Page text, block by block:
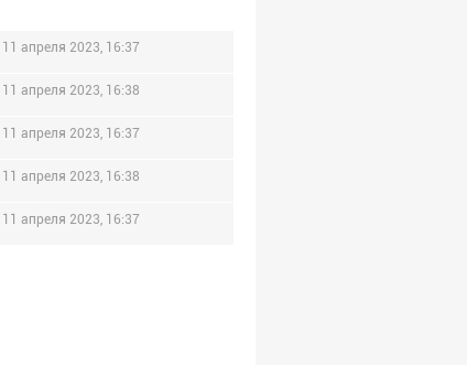
11 апреля 2023, 16:37
11 апреля 2023, 16:38
11 апреля 2023, 16:37
11 апреля 2023, 16:38
11 апреля 2023, 16:37